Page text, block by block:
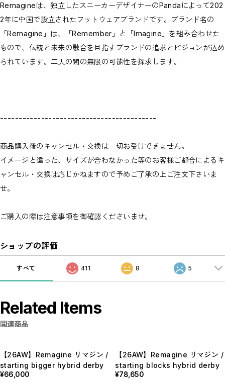
Remagineは、独立したスニーカーデザイナーのPandaによって202
2年に中国で設立されたフットウェアブランドです。ブランド名の
「Remagine」は、「Remember」と「Imagine」を組み合わせた
もので、伝統と未来の融合を目指すブランドの追求とビジョンが込め
られています。二人の間の無限の可能性を探求します。
------------------------------------------
商品購入後のキャンセル・交換は一切お受けできません。
イメージと違った、サイズが合わなかった等のお客様ご都合によるキ
ャンセル・交換は応じかねますので予めご了承の上ご注文下さいま
せ。
ご購入の際は注意事項を御確認くださいませ。
ショップの評価
すべて 411 8 5
Related Items
関連商品
【26AW】Remagine リマジン /
starting bigger hybrid derby
¥66,000
【26AW】Remagine リマジン /
starting blocks hybrid derby
¥78,650